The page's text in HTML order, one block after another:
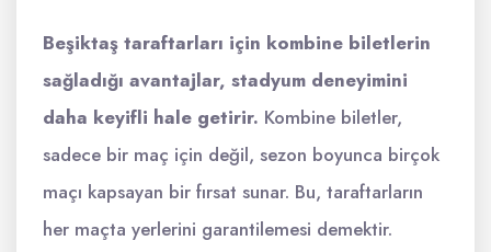
Beşiktaş taraftarları için kombine biletlerin
sağladığı avantajlar, stadyum deneyimini
daha keyifli hale getirir. Kombine biletler,
sadece bir maç için değil, sezon boyunca birçok
maçı kapsayan bir fırsat sunar. Bu, taraftarların
her maçta yerlerini garantilemesi demektir.